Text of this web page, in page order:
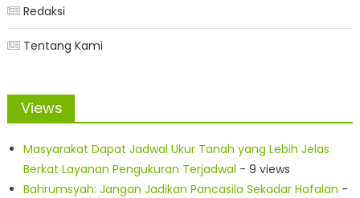
Redaksi
Tentang Kami
Views
Masyarakat Dapat Jadwal Ukur Tanah yang Lebih Jelas
Berkat Layanan Pengukuran Terjadwal - 9 views
Bahrumsyah: Jangan Jadikan Pancasila Sekadar Hafalan -